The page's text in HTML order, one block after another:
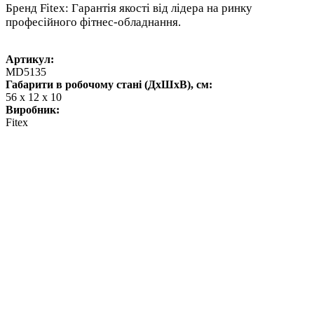
Бренд Fitex: Гарантія якості від лідера на ринку
професійного фітнес-обладнання.
Артикул:
MD5135
Габарити в робочому стані (ДхШхВ), см:
56 х 12 х 10
Виробник:
Fitex